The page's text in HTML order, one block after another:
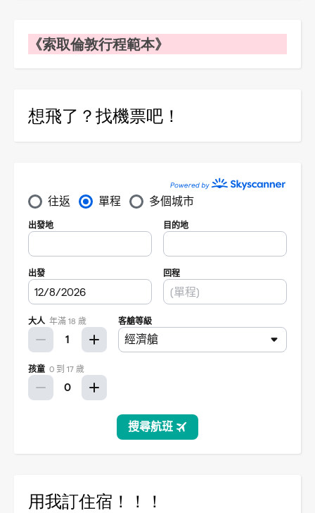
《索取倫敦行程範本》
想飛了？找機票吧！
用我訂住宿！！！